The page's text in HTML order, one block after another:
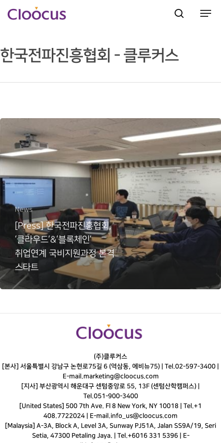
Hit enter to search or ESC to close
한국전파진흥협회 - 클루커스
News
[Press] 한국전파진흥협회,
‘클라우드’&‘블록체인’
취업연계 국비지원과정 본격
스타트
(주)클루커스
[본사] 서울특별시 강남구 논현로75길 6 (역삼동, 에비뉴75) | Tel.02-597-3400
E-mail.marketing@cloocus.com
[지사] 부산광역시 해운대구 센텀중앙로 55, 13F (센텀산학캠퍼스) |
Tel.051-900-3400
[United States] 500 7th Ave. Fl 8 New York, NY 10018 | Tel.+1
408.7722024 | E-mail.info_us@cloocus.com
[Malaysia] A-3A, Block A, Level 3A, Sunway PJ51A, Jalan SS9A/19, Seri
Setia, 47300 Petaling Jaya. | Tel.+6016 331 5396 | E-